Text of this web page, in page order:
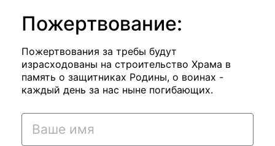
Пожертвование:
Пожертвования за требы будут
израсходованы на строительство Храма в
память о защитниках Родины, о воинах -
каждый день за нас ныне погибающих.